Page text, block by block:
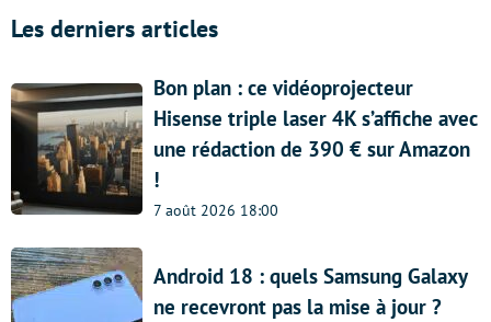
Les derniers articles
Bon plan : ce vidéoprojecteur
Hisense triple laser 4K s’affiche avec
une rédaction de 390 € sur Amazon
!
7 août 2026 18:00
Android 18 : quels Samsung Galaxy
ne recevront pas la mise à jour ?